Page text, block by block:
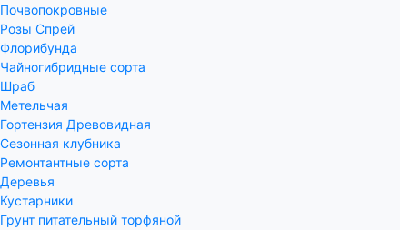
Почвопокровные
Розы Спрей
Флорибунда
Чайногибридные сорта
Шраб
Метельчая
Гортензия Древовидная
Сезонная клубника
Ремонтантные сорта
Деревья
Кустарники
Грунт питательный торфяной